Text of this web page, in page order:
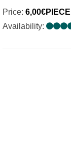
Price: 6,00€PIECE
Availability: